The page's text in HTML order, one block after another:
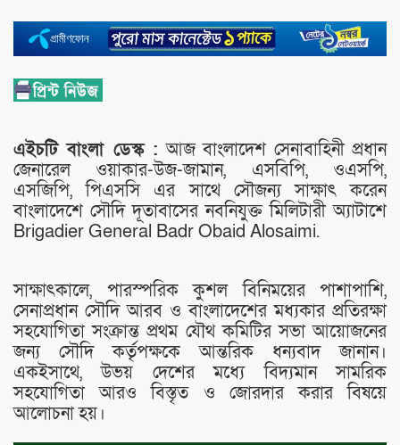
এইচটি বাংলা ডেস্ক : আজ বাংলাদেশ সেনাবাহিনী প্রধান
জেনারেল ওয়াকার-উজ-জামান, এসবিপি, ওএসপি,
এসজিপি, পিএসসি এর সাথে সৌজন্য সাক্ষাৎ করেন
বাংলাদেশে সৌদি দূতাবাসের নবনিযুক্ত মিলিটারী অ্যাটাশে
Brigadier General Badr Obaid Alosaimi.
সাক্ষাৎকালে, পারস্পরিক কুশল বিনিময়ের পাশাপাশি,
সেনাপ্রধান সৌদি আরব ও বাংলাদেশের মধ্যকার প্রতিরক্ষা
সহযোগিতা সংক্রান্ত প্রথম যৌথ কমিটির সভা আয়োজনের
জন্য সৌদি কর্তৃপক্ষকে আন্তরিক ধন্যবাদ জানান।
একইসাথে, উভয় দেশের মধ্যে বিদ্যমান সামরিক
সহযোগিতা আরও বিস্তৃত ও জোরদার করার বিষয়ে
আলোচনা হয়।